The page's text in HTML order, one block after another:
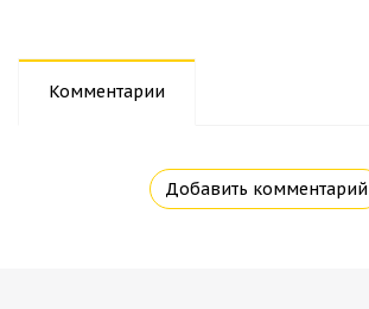
Комментарии
Добавить комментарий